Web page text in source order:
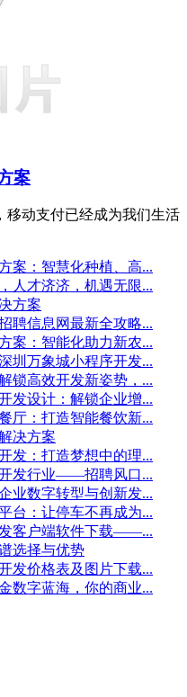
案
移动支付已经成为我们生活
案：智慧化种植、高...
人才济济，机遇无限...
方案
聘信息网最新全攻略...
案：智能化助力新农...
圳万象城小程序开发...
锁高效开发新姿势，...
发设计：解锁企业增...
厅：打造智能餐饮新...
决方案
发：打造梦想中的理...
发行业——招聘风口...
业数字转型与创新发...
台：让停车不再成为...
客户端软件下载——...
选择与优势
发价格表及图片下载...
数字蓝海，你的商业...